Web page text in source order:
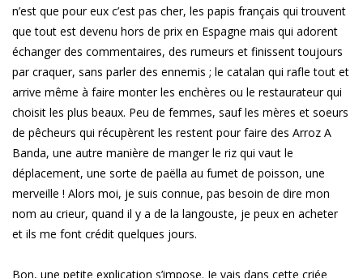
n’est que pour eux c’est pas cher, les papis français qui trouvent
que tout est devenu hors de prix en Espagne mais qui adorent
échanger des commentaires, des rumeurs et finissent toujours
par craquer, sans parler des ennemis ; le catalan qui rafle tout et
arrive même à faire monter les enchères ou le restaurateur qui
choisit les plus beaux. Peu de femmes, sauf les mères et soeurs
de pêcheurs qui récupèrent les restent pour faire des Arroz A
Banda, une autre manière de manger le riz qui vaut le
déplacement, une sorte de paëlla au fumet de poisson, une
merveille ! Alors moi, je suis connue, pas besoin de dire mon
nom au crieur, quand il y a de la langouste, je peux en acheter
et ils me font crédit quelques jours.
Bon, une petite explication s’impose. Je vais dans cette criée